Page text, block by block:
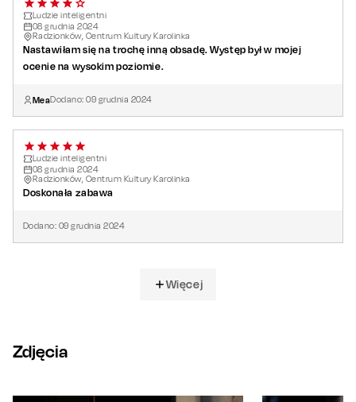
Ludzie inteligentni
08 grudnia 2024
Radzionków, Centrum Kultury Karolinka
Nastawiłam się na trochę inną obsadę. Występ był w mojej
ocenie na wysokim poziomie.
MeaDodano:09 grudnia 2024
Ludzie inteligentni
08 grudnia 2024
Radzionków, Centrum Kultury Karolinka
Doskonała zabawa
Dodano: 09 grudnia 2024
Więcej
Zdjęcia